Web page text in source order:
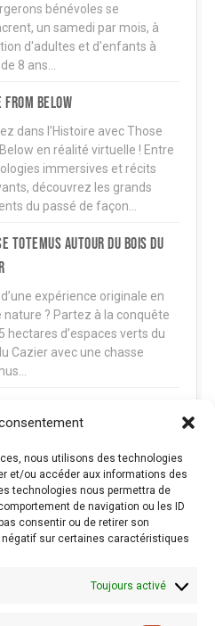
nous utilisons des technologies
et/ou accéder aux informations des
technologies nous permettra de
de navigation ou les ID
consentir ou de retirer son
sur certaines caractéristiques
Toujours activé
bénévoles se
un samedi par mois, à
d'adultes et d'enfants à
8 ans…
from below
dans l’Histoire avec Those
en réalité virtuelle ! Entre
immersives et récits
découvrez les grands
du passé de façon…
TOTEMUS autour du Bois du
d’une expérience originale en
nature ? Partez à la conquête
hectares d’espaces verts du
Cazier avec une chasse
et le Centre Historique Minier ,
vous invite à découvrir
minière franco-belge à
le regard…